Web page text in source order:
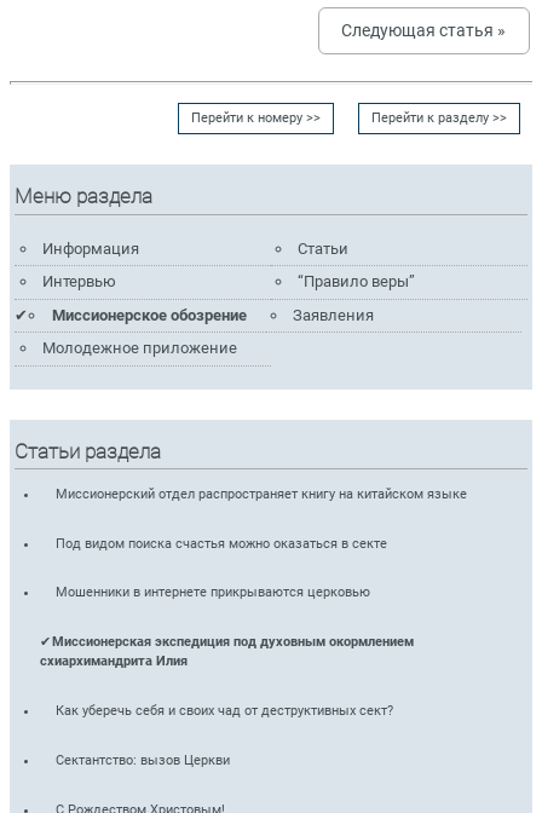
Следующая статья »
Перейти к разделу >>
Перейти к номеру >>
Меню раздела
Информация
Статьи
Интервью
“Правило веры”
Миссионерское обозрение
Заявления
Молодежное приложение
Статьи раздела
Миссионерский отдел распространяет книгу на китайском языке
Под видом поиска счастья можно оказаться в секте
Мошенники в интернете прикрываются церковью
Миссионерская экспедиция под духовным окормлением
схиархимандрита Илия
Как уберечь себя и своих чад от деструктивных сект?
Сектантство: вызов Церкви